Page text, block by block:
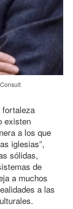
fortaleza
existen
a los que
iglesias”,
sólidas,
de
a muchos
a las